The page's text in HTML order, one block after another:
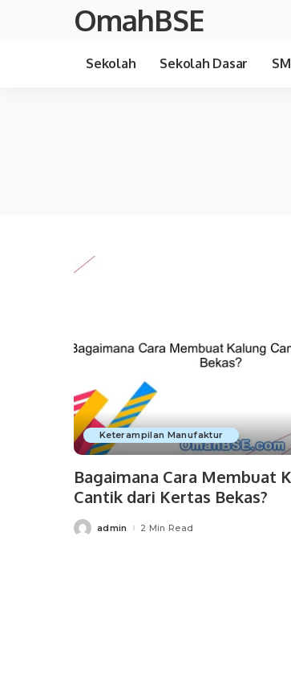
OmahBSE
Sekolah Sekolah Dasar
Keterampilan Manufaktur
Bagaimana Cara Membuat
Cantik dari Kertas Bekas?
Postedadmin 2 Min Read